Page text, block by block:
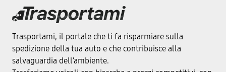
Trasportami, il portale che ti fa risparmiare sulla
spedizione della tua auto e che contribuisce alla
salvaguardia dell’ambiente.